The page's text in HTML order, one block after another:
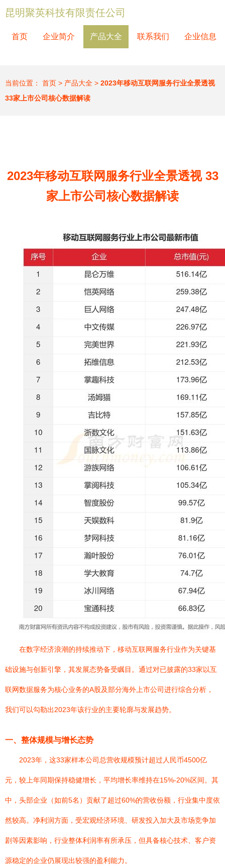
昆明聚英科技有限责任公司
首页 企业简介 产品大全 联系我们 企业信息
当前位置： 首页 > 产品大全 > 2023年移动互联网服务行业全景透视
33家上市公司核心数据解读
2023年移动互联网服务行业全景透视 33
家上市公司核心数据解读
在数字经济浪潮的持续推动下，移动互联网服务行业作为关键基
础设施与创新引擎，其发展态势备受瞩目。通过对已披露的33家以互
联网数据服务为核心业务的A股及部分海外上市公司进行综合分析，
我们可以勾勒出2023年该行业的主要轮廓与发展趋势。
一、整体规模与增长态势
2023年，这33家样本公司总营收规模预计超过人民币4500亿
元，较上年同期保持稳健增长，平均增长率维持在15%-20%区间。其
中，头部企业（如前5名）贡献了超过60%的营收份额，行业集中度依
然较高。净利润方面，受宏观经济环境、研发投入加大及市场竞争加
剧等因素影响，行业整体利润率有所承压，但具备核心技术、客户资
源稳定的企业仍展现出较强的盈利能力。